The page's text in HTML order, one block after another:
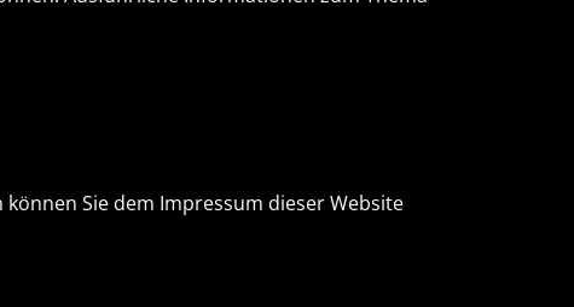
Sie dem Impressum dieser Website